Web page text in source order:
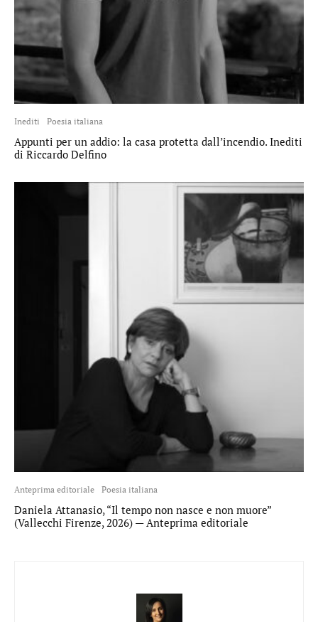
Inediti Poesia italiana
Appunti per un addio: la casa protetta dall’incendio. Inediti
di Riccardo Delfino
Anteprima editoriale Poesia italiana
Daniela Attanasio, “Il tempo non nasce e non muore”
(Vallecchi Firenze, 2026) — Anteprima editoriale